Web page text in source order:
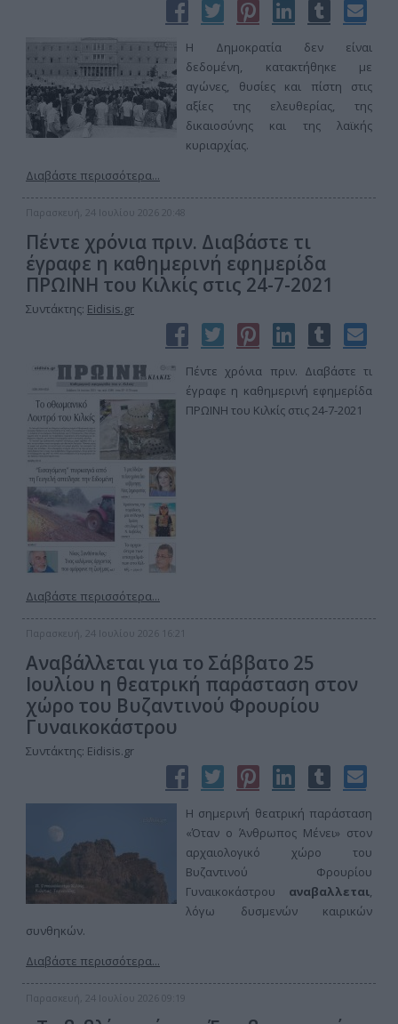
Η Δημοκρατία δεν είναι
δεδομένη, κατακτήθηκε με
αγώνες, θυσίες και πίστη στις
αξίες της ελευθερίας, της
δικαιοσύνης και της λαϊκής
κυριαρχίας.
Διαβάστε περισσότερα...
Παρασκευή, 24 Ιουλίου 2026 20:48
Πέντε χρόνια πριν. Διαβάστε τι
έγραφε η καθημερινή εφημερίδα
ΠΡΩΙΝΗ του Κιλκίς στις 24-7-2021
Συντάκτης: Eidisis.gr
Πέντε χρόνια πριν. Διαβάστε τι
έγραφε η καθημερινή εφημερίδα
ΠΡΩΙΝΗ του Κιλκίς στις 24-7-2021
Διαβάστε περισσότερα...
Παρασκευή, 24 Ιουλίου 2026 16:21
Αναβάλλεται για το Σάββατο 25
Ιουλίου η θεατρική παράσταση στον
χώρο του Βυζαντινού Φρουρίου
Γυναικοκάστρου
Συντάκτης: Eidisis.gr
Η σημερινή θεατρική παράσταση
«Όταν ο Άνθρωπος Μένει» στον
αρχαιολογικό χώρο του
Βυζαντινού Φρουρίου
Γυναικοκάστρου αναβαλλεται,
λόγω δυσμενών καιρικών
συνθηκών.
Διαβάστε περισσότερα...
Παρασκευή, 24 Ιουλίου 2026 09:19